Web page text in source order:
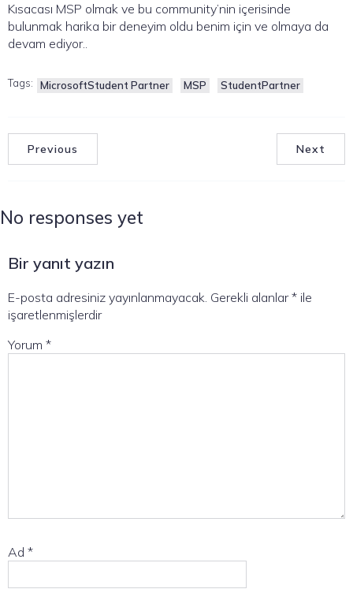
Kısacası MSP olmak ve bu community’nin içerisinde
bulunmak harika bir deneyim oldu benim için ve olmaya da
devam ediyor..
Tags: MicrosoftStudent Partner MSP StudentPartner
Previous Next
No responses yet
Bir yanıt yazın
E-posta adresiniz yayınlanmayacak. Gerekli alanlar* ile
işaretlenmişlerdir
Yorum *
Ad *